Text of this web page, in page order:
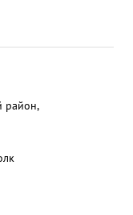
район,